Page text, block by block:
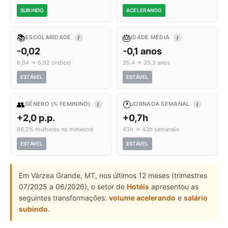
SUBINDO ACELERANDO
📚ESCOLARIDADE I
-0,02
6,94 → 6,92 (índice)
ESTÁVEL
🎂IDADE MÉDIA I
-0,1 anos
35,4 → 35,3 anos
ESTÁVEL
👥GÊNERO (% FEMININO) I
+2,0 p.p.
66,2% mulheres no trimestre
ESTÁVEL
🕐JORNADA SEMANAL I
+0,7h
43h → 43h semanais
ESTÁVEL
Em Várzea Grande, MT, nos últimos 12 meses (trimestres
07/2025 a 06/2026), o setor de Hotéis apresentou as
seguintes transformações: volume acelerando e salário
subindo.